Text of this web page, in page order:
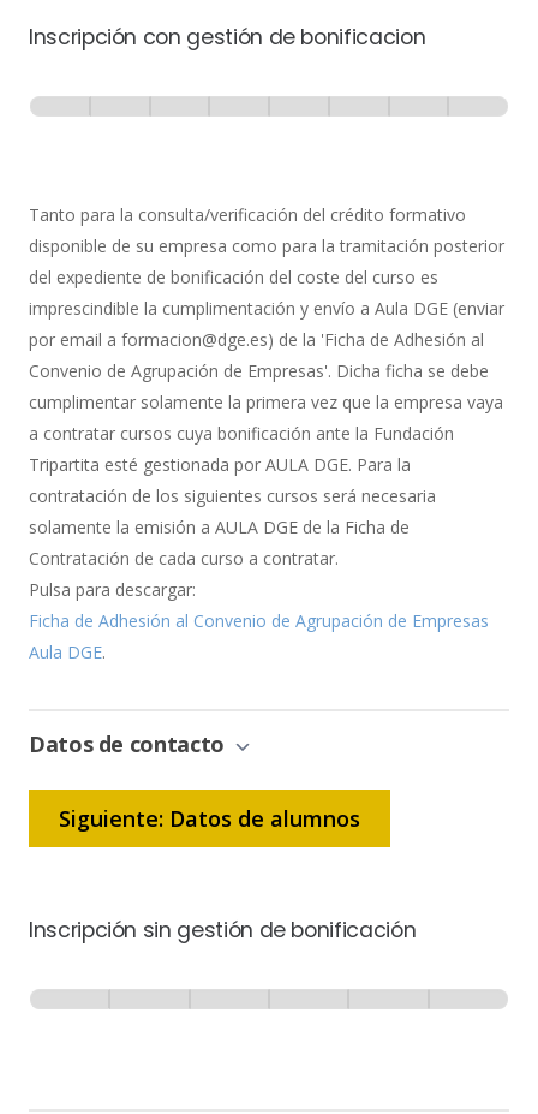
Inscripción con gestión de bonificacion
-
de
Bonificación
Tanto para la consulta/verificación del crédito formativo
disponible de su empresa como para la tramitación posterior
del expediente de bonificación del coste del curso es
imprescindible la cumplimentación y envío a Aula DGE (enviar
por email a formacion@dge.es) de la 'Ficha de Adhesión al
Convenio de Agrupación de Empresas'. Dicha ficha se debe
cumplimentar solamente la primera vez que la empresa vaya
a contratar cursos cuya bonificación ante la Fundación
Tripartita esté gestionada por AULA DGE. Para la
contratación de los siguientes cursos será necesaria
solamente la emisión a AULA DGE de la Ficha de
Contratación de cada curso a contratar.
Pulsa para descargar:
Ficha de Adhesión al Convenio de Agrupación de Empresas
Aula DGE.
Datos de contacto
Siguiente: Datos de alumnos
Inscripción sin gestión de bonificación
-